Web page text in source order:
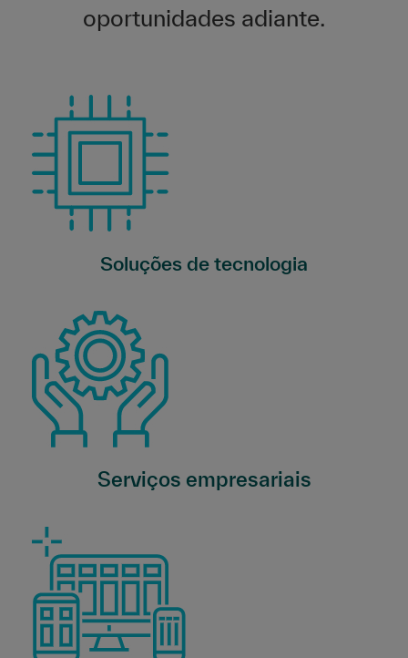
oportunidades adiante.
Soluções de tecnologia
Serviços empresariais